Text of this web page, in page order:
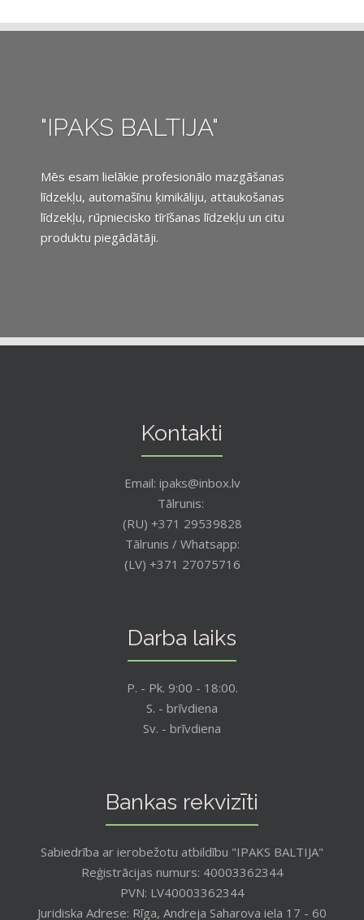
"IPAKS BALTIJA"
Mēs esam lielākie profesionālo mazgāšanas
līdzekļu, automašīnu ķimikāliju, attaukošanas
līdzekļu, rūpniecisko tīrīšanas līdzekļu un citu
produktu piegādātāji.
Kontakti
Email: ipaks@inbox.lv
Tālrunis:
(RU) +371 29539828
Tālrunis / Whatsapp:
(LV) +371 27075716
Darba laiks
P. - Pk. 9:00 - 18:00.
S. - brīvdiena
Sv. - brīvdiena
Bankas rekvizīti
Sabiedrība ar ierobežotu atbildību "IPAKS BALTIJA"
Reģistrācijas numurs: 40003362344
PVN: LV40003362344
Juridiska Adrese: Rīga, Andreja Saharova iela 17 - 60